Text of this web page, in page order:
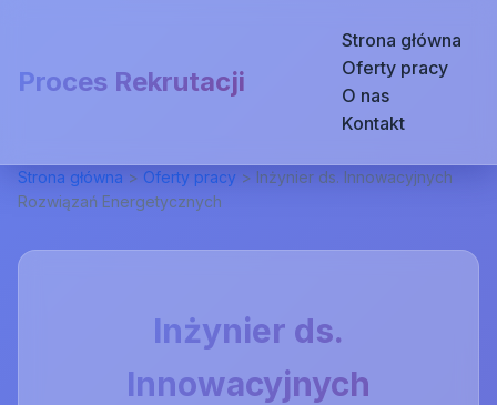
Proces Rekrutacji
Strona główna
Oferty pracy
O nas
Kontakt
Strona główna > Oferty pracy > Inżynier ds. Innowacyjnych
Rozwiązań Energetycznych
Inżynier ds.
Innowacyjnych